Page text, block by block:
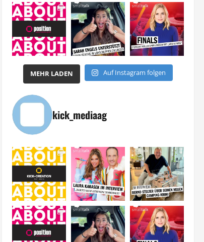
MEHR LADEN Auf Instagram folgen
kick_mediaag